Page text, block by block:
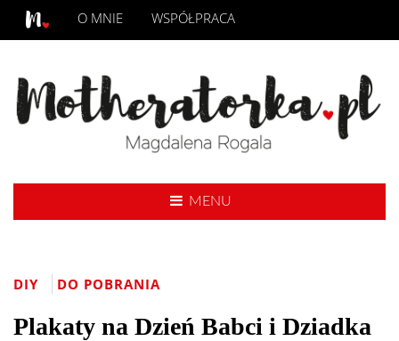
O MNIE WSPÓŁPRACA
MENU
DIY DO POBRANIA
Plakaty na Dzień Babci i Dziadka